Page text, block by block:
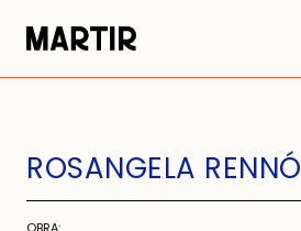
ROSANGELA RENNÓ